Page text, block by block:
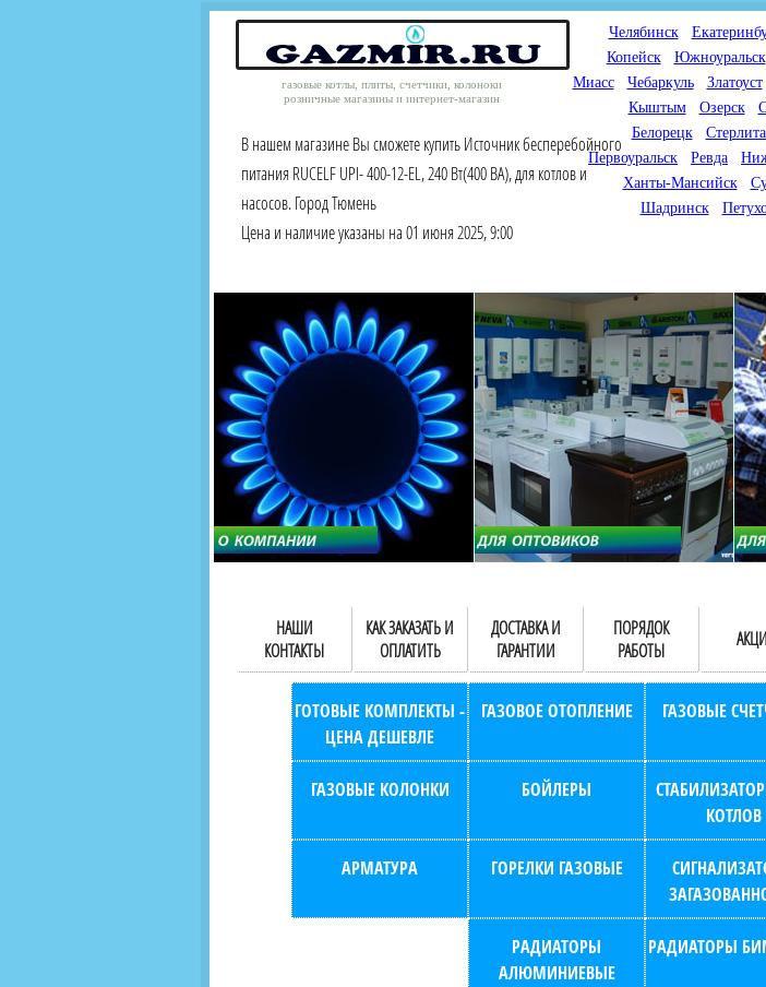
газовые котлы, плиты, счетчики, колоноки
розничные магазины и интернет-магазин
Челябинск
Копейск
Южноуральск
Миасс
Чебаркуль Златоуст
Кыштым
Озерск
Белорецк
Первоуральск
Ревда
Ханты-Мансийск
Шадринск
В нашем магазине Вы сможете купить Источник бесперебойного
питания RUCELF UPI- 400-12-EL, 240 Вт(400 ВА), для котлов и
насосов. Город Тюмень
Цена и наличие указаны на 01 июня 2025, 9:00
Мы продаем газовые котлы
для отопления,
водонагреватели, счетчики
газа с доставкой по городам
России и Казахстана
НАШИ
КОНТАКТЫ
КАК ЗАКАЗАТЬ И
ОПЛАТИТЬ
ДОСТАВКА И
ГАРАНТИИ
ПОРЯДОК
РАБОТЫ
ГОТОВЫЕ КОМПЛЕКТЫ -
ЦЕНА ДЕШЕВЛЕ
ГАЗОВОЕ ОТОПЛЕНИЕ ГАЗОВЫЕ
ГАЗОВЫЕ КОЛОНКИ БОЙЛЕРЫ
КОТЛОВ
АРМАТУРА ГОРЕЛКИ ГАЗОВЫЕ
РАДИАТОРЫ
АЛЮМИНИЕВЫЕ
РАДИАТОРЫ